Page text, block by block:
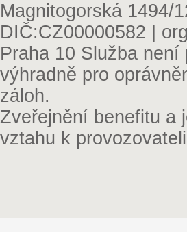
Magnitogorská 1494/
DIČ:CZ00000582 |
Praha 10 Služba
výhradně pro
záloh.
Zveřejnění benefitu a
vztahu k